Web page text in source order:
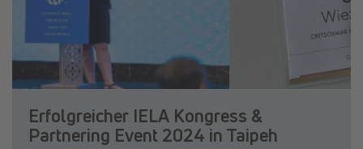
Erfolgreicher IELA Kongress &
Partnering Event 2024 in Taipeh